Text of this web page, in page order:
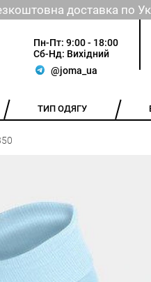
доставка по
Пн-Пт: 9:00 - 18:00
Сб-Нд: Вихідний
@joma_ua
ТИП ОДЯГУ